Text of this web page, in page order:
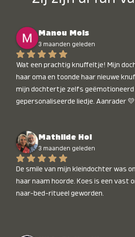
Manou Mols
3 maanden geleden
Wat een prachtig knuffeltje! Mijn
haar oma en toonde haar nieuwe
mijn dochtertje zelfs geëmotioneerd
gepersonaliseerde liedje. Aanrader 💛
Mathilde Hol
3 maanden geleden
De smile van mijn kleindochter was
haar naam hoorde. Koes is een vast
naar-bed-ritueel geworden.